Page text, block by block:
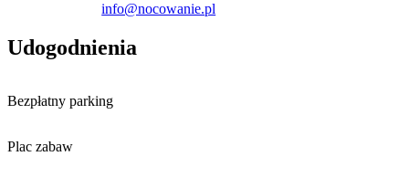
info@nocowanie.pl
Udogodnienia
Bezpłatny parking
Plac zabaw